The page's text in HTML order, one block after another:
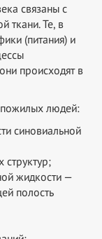
связаны с
ткани. Те, в
(питания) и
происходят в
пожилых людей:
синовиальной
жидкости —
полость